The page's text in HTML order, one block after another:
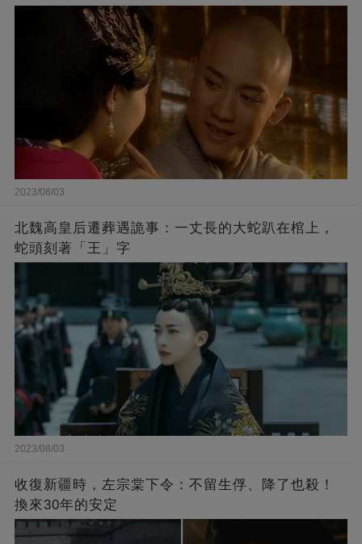
2023/08/03
北魏高皇后遷葬遇詭事：一丈長的大蛇趴在棺上，
蛇頭刻著「王」字
2023/08/03
收復新疆時，左宗棠下令：不留生俘、降了也殺！
換來30年的安定